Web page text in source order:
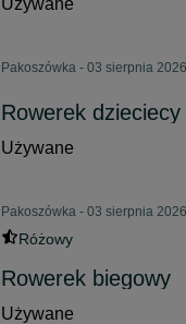
Używane
Pakoszówka - 03 sierpnia 2026
Rowerek
Używane
Pakoszówka - 03 sierpnia 2026
Różowy
Rowerek biegowy
Używane